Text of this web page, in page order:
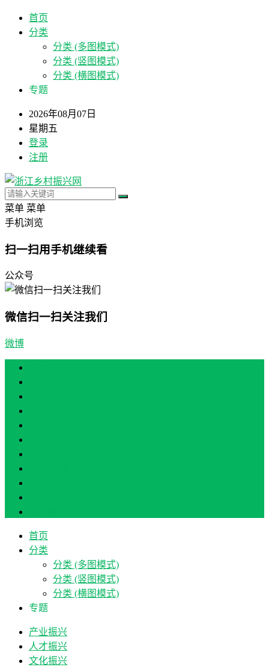
首页
分类
分类 (多图模式)
分类 (竖图模式)
分类 (横图模式)
专题
2026年08月07日
星期五
登录
注册
菜单 菜单
手机浏览
扫一扫用手机继续看
公众号
微信扫一扫关注我们
微博
首页
分类
分类 (多图模式)
分类 (竖图模式)
分类 (横图模式)
专题
产业振兴
人才振兴
文化振兴